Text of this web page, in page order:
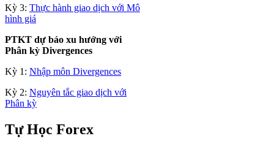
Kỳ 3: Thực hành giao dịch với Mô
hình giá
PTKT dự báo xu hướng với
Phân kỳ Divergences
Kỳ 1: Nhập môn Divergences
Kỳ 2: Nguyên tắc giao dịch với
Phân kỳ
Tự Học Forex